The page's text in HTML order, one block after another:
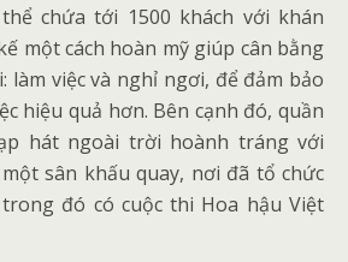
chứa tới 1500 khách với khán
một cách hoàn mỹ giúp cân bằng
làm việc và nghỉ ngơi, để đảm bảo
hiệu quả hơn. Bên cạnh đó, quần
hát ngoài trời hoành tráng với
sân khấu quay, nơi đã tổ chức
đó có cuộc thi Hoa hậu Việt